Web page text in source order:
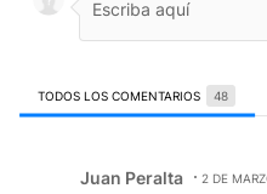
TODOS LOS COMENTARIOS 48
Juan Peralta 2 DE